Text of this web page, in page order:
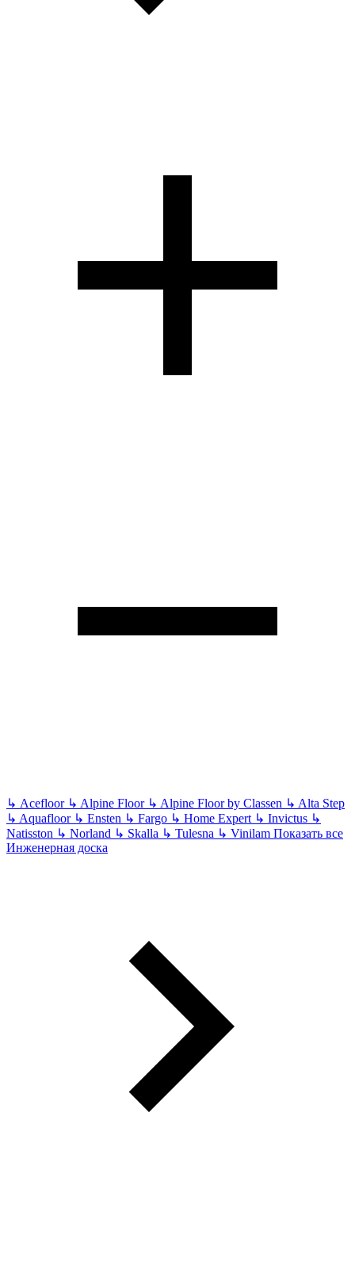
↳ Acefloor ↳ Alpine Floor ↳ Alpine Floor by Classen ↳ Alta Step
↳ Aquafloor ↳ Ensten ↳ Fargo ↳ Home Expert ↳ Invictus ↳
Natisston ↳ Norland ↳ Skalla ↳ Tulesna ↳ Vinilam Показать все
Инженерная доска